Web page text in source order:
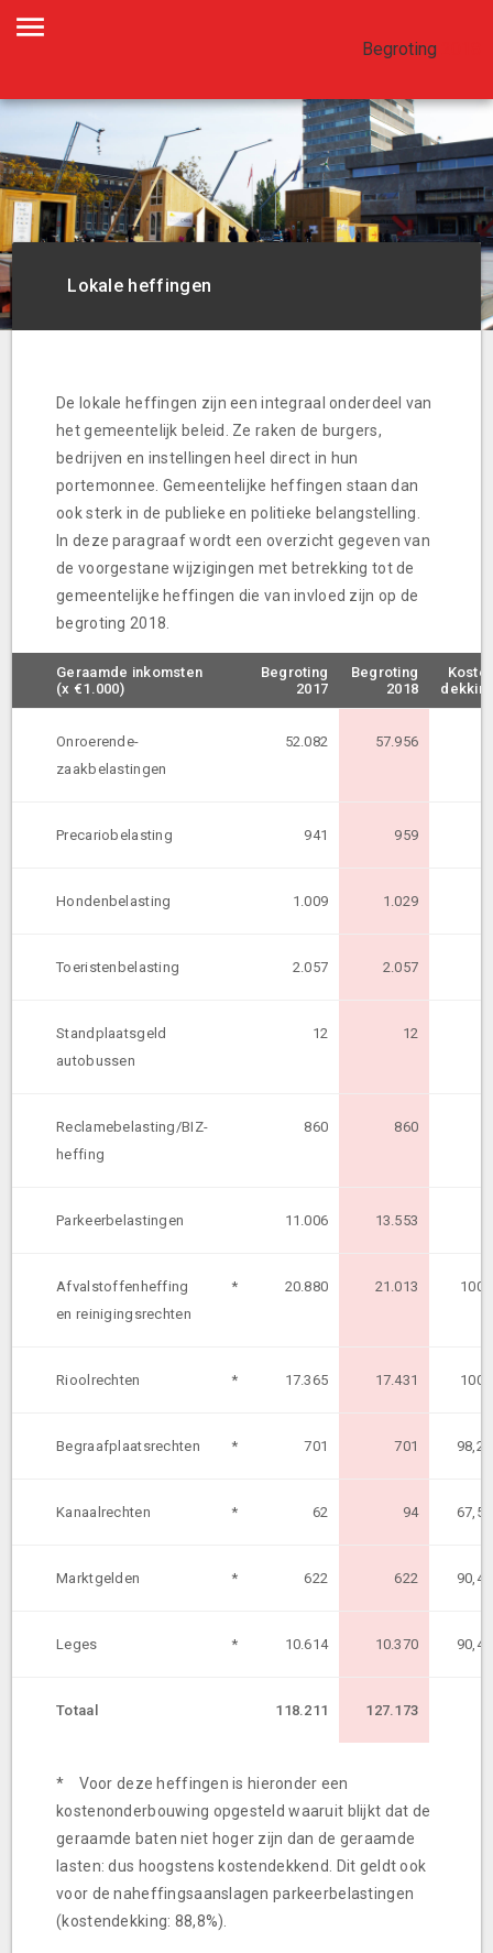
Begroting
Lokale heffingen
De lokale heffingen zijn een integraal onderdeel van
het gemeentelijk beleid. Ze raken de burgers,
bedrijven en instellingen heel direct in hun
portemonnee. Gemeentelijke heffingen staan dan
ook sterk in de publieke en politieke belangstelling.
In deze paragraaf wordt een overzicht gegeven van
de voorgestane wijzigingen met betrekking tot de
gemeentelijke heffingen die van invloed zijn op de
begroting 2018.
Geraamde inkomsten
(x €1.000)
Begroting
2017
Begroting
2018
Onroerende-
zaakbelastingen
52.082 57.956
Precariobelasting 941 959
Hondenbelasting 1.009 1.029
Toeristenbelasting 2.057 2.057
Standplaatsgeld
autobussen
12 12
Reclamebelasting/BIZ-
heffing
860 860
Parkeerbelastingen 11.006 13.553
Afvalstoffenheffing
en reinigingsrechten
* 20.880 21.013
Rioolrechten * 17.365 17.431
Begraafplaatsrechten * 701 701
Kanaalrechten * 62 94
Marktgelden * 622 622
Leges * 10.614 10.370
Totaal 118.211 127.173
* Voor deze heffingen is hieronder een
kostenonderbouwing opgesteld waaruit blijkt dat de
geraamde baten niet hoger zijn dan de geraamde
lasten: dus hoogstens kostendekkend. Dit geldt ook
voor de naheffingsaanslagen parkeerbelastingen
(kostendekking: 88,8%).